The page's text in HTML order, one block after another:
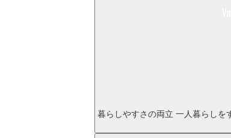
暮らしやすさの両立 一人暮らしを